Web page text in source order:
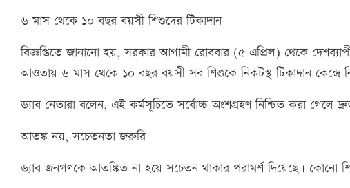
৬ মাস থেকে ১০ বছর বয়সী শিশুদের টিকাদান
বিজ্ঞপ্তিতে জানানো হয়, সরকার আগামী রোববার (৫ এপ্রিল) থেকে
আওতায় ৬ মাস থেকে ১০ বছর বয়সী সব শিশুকে নিকটস্থ টিকাদান কেন্দ্রে
ড্যাব নেতারা বলেন, এই কর্মসূচিতে সর্বোচ্চ অংশগ্রহণ নিশ্চিত করা গেলে
আতঙ্ক নয়, সচেতনতা জরুরি
ড্যাব জনগণকে আতঙ্কিত না হয়ে সচেতন থাকার পরামর্শ দিয়েছে। কোনো